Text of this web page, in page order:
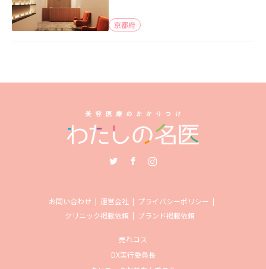
京都府
お問い合わせ 運営会社
プライバシーポリシー
クリニック掲載依頼
ブランド掲載依頼
売れコス
DX実行委員長